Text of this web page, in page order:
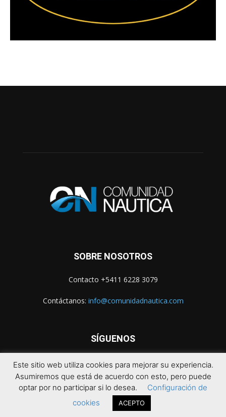
SOBRE NOSOTROS
Contacto +5411 6228 3079
Contáctanos: info@comunidadnautica.com
SÍGUENOS
© 2021 Comunidad Náutica. Todos los derechos reservados.
Este sitio web utiliza cookies para mejorar su experiencia.
Asumiremos que está de acuerdo con esto, pero puede
optar por no participar si lo desea.
Configuración de
cookies
ACEPTO